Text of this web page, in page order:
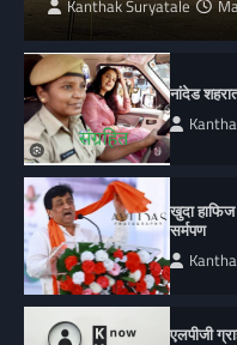
Kanthak Suryatale
नांदेड
खुदा
सर्मपण
एलपीजी